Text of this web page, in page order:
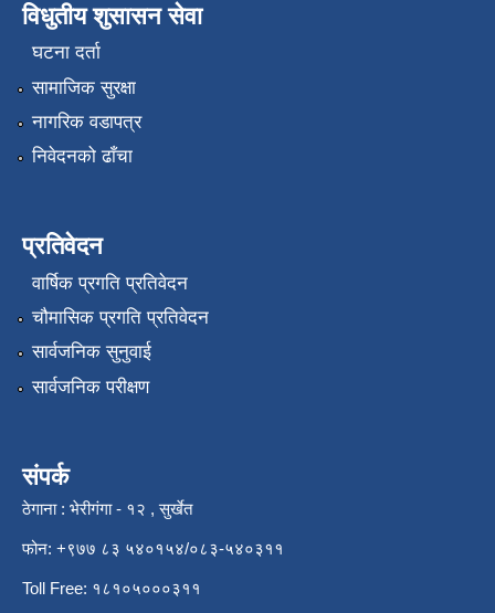
विधुतीय शुसासन सेवा
घटना दर्ता
सामाजिक सुरक्षा
नागरिक वडापत्र
निवेदनको ढाँचा
प्रतिवेदन
वार्षिक प्रगति प्रतिवेदन
चौमासिक प्रगति प्रतिवेदन
सार्वजनिक सुनुवाई
सार्वजनिक परीक्षण
संपर्क
ठेगाना : भेरीगंगा - १२ , सुर्खेत
फोन: +९७७ ८३ ५४०१५४/०८३-५४०३११
Toll Free: १८१०५०००३११